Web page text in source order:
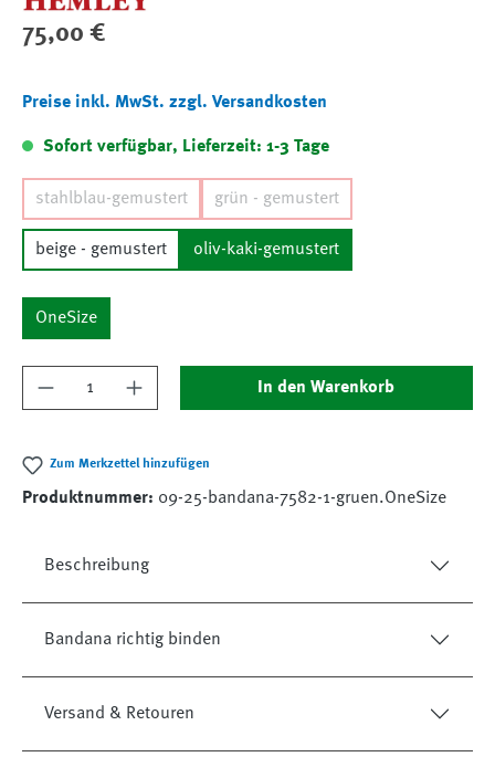
Regulärer Preis:
75,00 €
Preise inkl. MwSt. zzgl. Versandkosten
Sofort verfügbar, Lieferzeit: 1-3 Tage
stahlblau-gemustert grün - gemustert
beige - gemustert oliv-kaki-gemustert
OneSize
Produkt Anzahl: Gib den gewünschten Wert
In den Warenkorb
Zum Merkzettel hinzufügen
Produktnummer: 09-25-bandana-7582-1-gruen.OneSize
Beschreibung
Bandana richtig binden
Versand & Retouren